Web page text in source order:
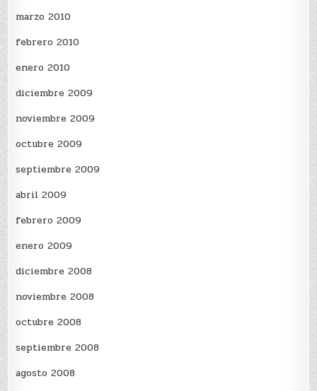
marzo 2010
febrero 2010
enero 2010
diciembre 2009
noviembre 2009
octubre 2009
septiembre 2009
abril 2009
febrero 2009
enero 2009
diciembre 2008
noviembre 2008
octubre 2008
septiembre 2008
agosto 2008